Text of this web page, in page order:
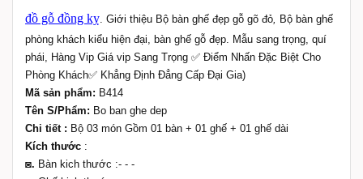
đồ gỗ đồng kỵ. Giới thiệu Bộ bàn ghế đẹp gỗ gõ đỏ, Bộ bàn ghế
phòng khách kiểu hiện đại, bàn ghế gỗ đẹp. Mẫu sang trọng, quí
phái, Hàng Vip Giá vip Sang Trọng ✅ Điểm Nhấn Đặc Biệt Cho
Phòng Khách✅ Khẳng Định Đẳng Cấp Đại Gia)
Mã sản phẩm: B414
Tên S/Phẩm: Bo ban ghe dep
Chi tiết : Bộ 03 món Gồm 01 bàn + 01 ghế + 01 ghế dài
Kích thước :
◙. Bàn kich thước :- - -